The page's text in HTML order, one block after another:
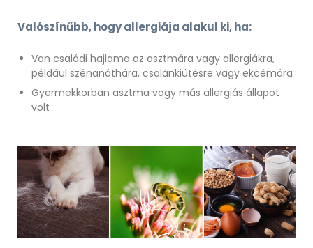
Valószínűbb, hogy allergiája alakul ki, ha:
Van családi hajlama az asztmára vagy allergiákra,
például szénanáthára, csalánkiütésre vagy ekcémára
Gyermekkorban asztma vagy más allergiás állapot
volt